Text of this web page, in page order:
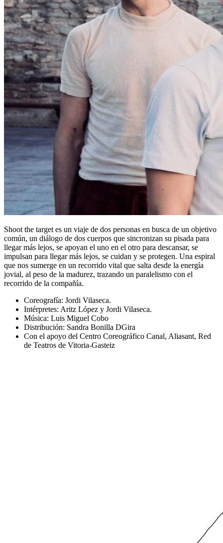
Shoot the target es un viaje de dos personas en busca de un objetivo
común, un diálogo de dos cuerpos que sincronizan su pisada para
llegar más lejos, se apoyan el uno en el otro para descansar, se
impulsan para llegar más lejos, se cuidan y se protegen. Una espiral
que nos sumerge en un recorrido vital que salta desde la energía
jovial, al peso de la madurez, trazando un paralelismo con el
recorrido de la compañía.
Coreografía: Jordi Vilaseca.
Intérpretes: Aritz López y Jordi Vilaseca.
Música: Luis Miguel Cobo
Distribución: Sandra Bonilla DGira
Con el apoyo del Centro Coreográfico Canal, Aliasant, Red
de Teatros de Vitoria-Gasteiz